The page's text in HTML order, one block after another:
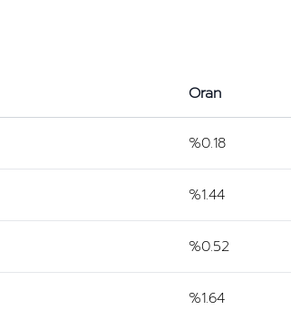
Oran
%0.18
%1.44
%0.52
%1.64